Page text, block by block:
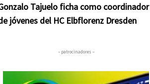
Tajuelo ficha como coordinador
jóvenes del HC Elbflorenz Dresden
– patrocinadores –